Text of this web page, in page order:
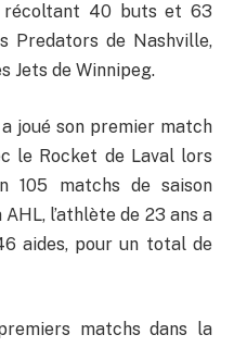
récoltant 40 buts et 63
Predators de Nashville,
Jets de Winnipeg.
joué son premier match
le Rocket de Laval lors
105 matchs de saison
l’athlète de 23 ans a
aides, pour un total de
matchs dans la